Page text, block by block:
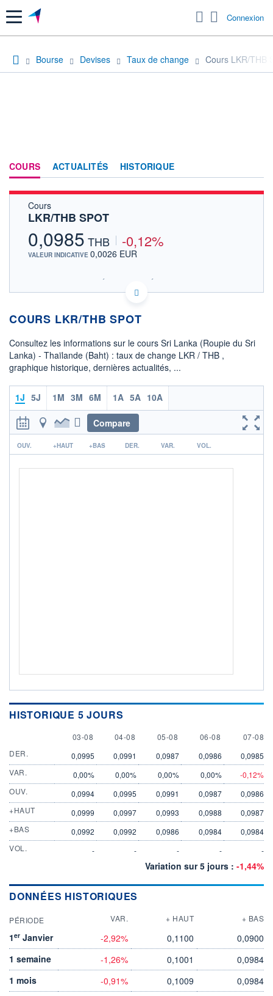
Menu Connexion
Bourse Devises Taux de change Cours LKR/THB
COURS ACTUALITÉS HISTORIQUE
Cours
LKR/THB SPOT
0,0985 THB -0,12%
VALEUR INDICATIVE 0,0026 EUR
SIX - FOREX 2 DONNÉES TEMPS RÉEL
Politique d'exécution
02h21
OUVERTURE
0,0986
CLÔTURE VEILLE
0,0987 0,0984
COTATION SPÉCIFIQUE
COURS LKR/THB SPOT
Consultez les informations sur le cours Sri Lanka (Roupie du Sri
Lanka) - Thaïlande (Baht) : taux de change LKR / THB ,
graphique historique, dernières actualités, ...
1J 5J 1M 3M 6M 1A 5A 10A
Compare
r
OUV. +HAUT +BAS DER. VAR. VOL.
HISTORIQUE 5 JOURS
3 AUGUST
03-08 4 AUGUST
04-08 5 AUGUST
05-08 6 AUGUST
06-08 7
07-08
DER.
0,0995 0,0991 0,0987 0,0986
0,0985
VAR.
0,00% 0,00% 0,00% 0,00%
-0,12%
OUV.
0,0994 0,0995 0,0991 0,0987
0,0986
+HAUT
0,0999 0,0997 0,0993 0,0988
0,0987
+BAS
0,0992 0,0992 0,0986 0,0984
0,0984
VOL.
- - - - -
Variation sur 5 jours : -1,44%
DONNÉES HISTORIQUES
PÉRIODE VAR. + HAUT + BAS
1er Janvier -2,92% 0,1100
0,0900
1 semaine
-1,26% 0,1001
0,0984
1 mois
-0,91% 0,1009
0,0984